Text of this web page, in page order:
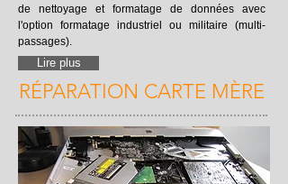
de nettoyage et formatage de données avec
l'option formatage industriel ou militaire (multi-
passages).
Lire plus
RÉPARATION CARTE MÈRE